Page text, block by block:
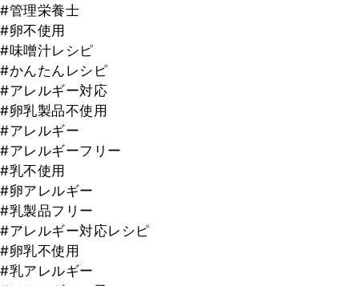
#管理栄養士
#卵不使用
#味噌汁レシピ
#かんたんレシピ
#アレルギー対応
#卵乳製品不使用
#アレルギー
#アレルギーフリー
#乳不使用
#卵アレルギー
#乳製品フリー
#アレルギー対応レシピ
#卵乳不使用
#乳アレルギー